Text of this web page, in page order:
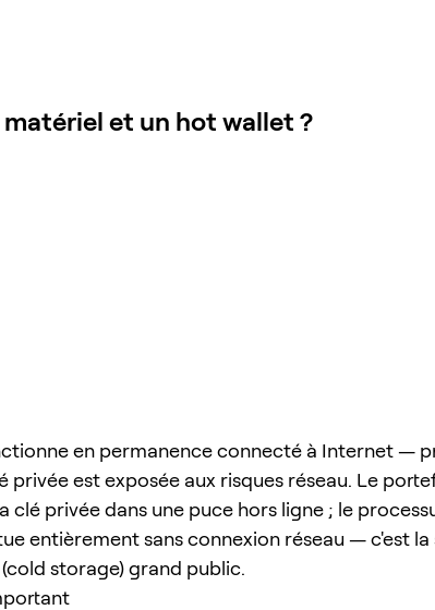
et un hot wallet ?
en permanence connecté à Internet —
privée est exposée aux risques réseau. Le
clé privée dans une puce hors ligne ; le
entièrement sans connexion réseau — c'est
storage) grand public.